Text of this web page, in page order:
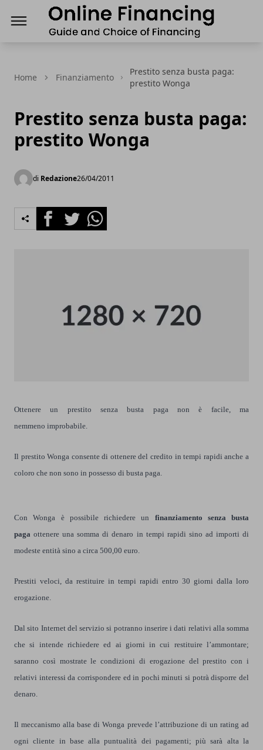
Home Finanziamento
Prestito senza busta paga:
prestito Wonga
Prestito senza busta paga:
prestito Wonga
di Redazione26/04/2011
FacebookTwitterWhatsapp
Ottenere un prestito senza busta paga non è facile, ma
nemmeno improbabile.
Il prestito Wonga consente di ottenere del credito in tempi rapidi anche a
coloro che non sono in possesso di busta paga.
Con Wonga è possibile richiedere un finanziamento senza busta
paga ottenere una somma di denaro in tempi rapidi sino ad importi di
modeste entità sino a circa 500,00 euro.
Prestiti veloci, da restituire in tempi rapidi entro 30 giorni dalla loro
erogazione.
Dal sito Internet del servizio si potranno inserire i dati relativi alla somma
che si intende richiedere ed ai giorni in cui restituire l’ammontare;
saranno così mostrate le condizioni di erogazione del prestito con i
relativi interessi da corrispondere ed in pochi minuti si potrà disporre del
denaro.
Il meccanismo alla base di Wonga prevede l’attribuzione di un rating ad
ogni cliente in base alla puntualità dei pagamenti; più sarà alta la